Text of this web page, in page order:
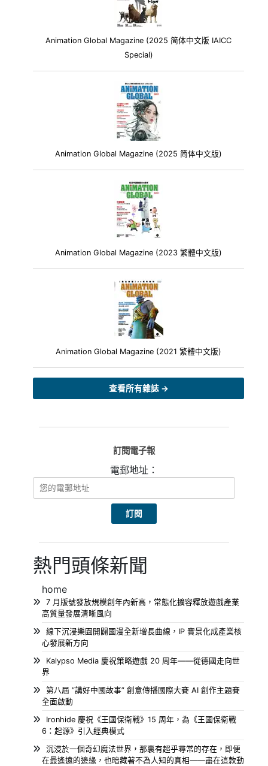
Animation Global Magazine (2025 简体中文版 IAICC
Special)
Animation Global Magazine (2025 简体中文版)
Animation Global Magazine (2023 繁體中文版)
Animation Global Magazine (2021 繁體中文版)
查看所有雜誌 →
訂閱電子報
電郵地址：
熱門頭條新聞
home
7 月版號發放規模創年內新高，常態化擴容釋放遊戲產業
高質量發展清晰風向
線下沉浸樂園開闢國漫全新增長曲線，IP 實景化成產業核
心發展新方向
Kalypso Media 慶祝策略遊戲 20 周年——從德國走向世
界
第八屆 “講好中國故事” 創意傳播國際大賽 AI 創作主題賽
全面啟動
Ironhide 慶祝《王國保衛戰》15 周年，為《王國保衛戰
6：起源》引入經典模式
沉浸於一個奇幻魔法世界，那裏有超乎尋常的存在，即便
在最遙遠的邊緣，也暗藏著不為人知的真相——盡在這款動